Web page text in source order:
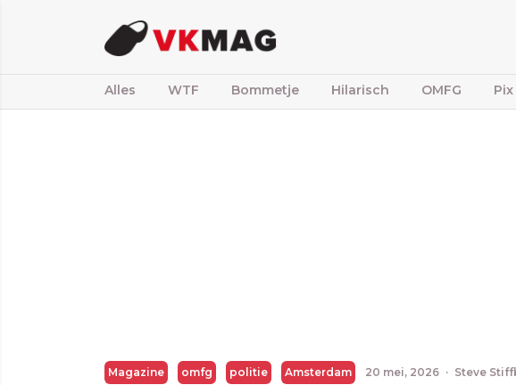
Alles WTF Bommetje Hilarisch OMFG
Magazine omfg politie Amsterdam 20 mei, 2026 · Steve